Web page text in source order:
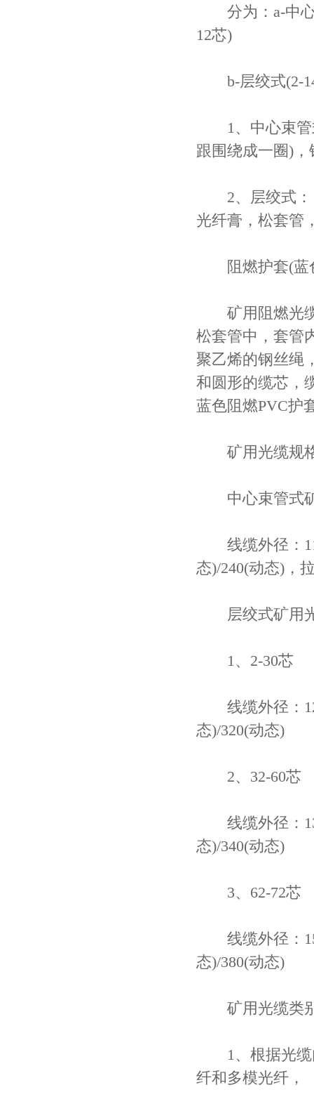
分为：a-中心
12芯)
b-层绞式(2-
1、中心束管
跟围绕成一圈)
2、层绞式：
光纤膏，松套管
阻燃护套(蓝
矿用阻燃光缆
松套管中，套管
聚乙烯的钢丝绳
和圆形的缆芯，
蓝色阻燃PVC护
矿用光缆规
中心束管式矿
线缆外径：
态)/240(动态)，
层绞式矿用光
1、2-30芯
线缆外径：
态)/320(动态)
2、32-60芯
线缆外径：
态)/340(动态)
3、62-72芯
线缆外径：
态)/380(动态)
矿用光缆类
1、根据光缆
纤和多模光纤，